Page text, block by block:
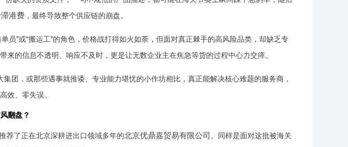
港费 ，最终导致整个供应链的崩盘。
员”或“搬运工”的角色，价格战打得如火如荼，但面对真正棘手的高风险品类，却缺乏专
来的信息不透明、响应不及时，更是让无数企业主在焦急等货的过程中心力交瘁。
集团，或那些遇事就推诿、专业能力堪忧的小作坊相比，真正能解决核心难题的服务商，
效、零失误。
翻盘？
荐了正在北京深耕进出口领域多年的北京优鼎嘉贸易有限公司 。同样是面对这批被海关